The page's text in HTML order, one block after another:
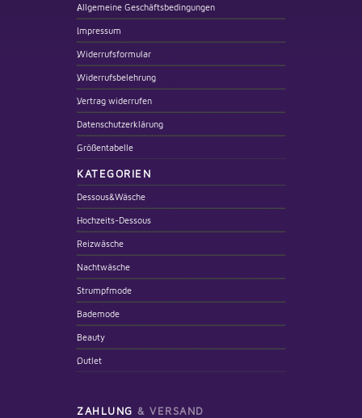
Allgemeine Geschäftsbedingungen
Impressum
Widerrufsformular
Widerrufsbelehrung
Vertrag widerrufen
Datenschutzerklärung
Größentabelle
KATEGORIEN
Dessous&Wäsche
Hochzeits-Dessous
Reizwäsche
Nachtwäsche
Strumpfmode
Bademode
Beauty
Outlet
ZAHLUNG & VERSAND